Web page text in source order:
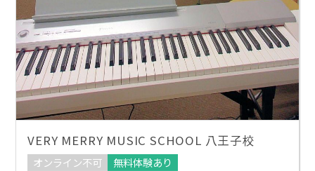
VERY MERRY MUSIC SCHOOL 八王子校
オンライン不可
無料体験あり